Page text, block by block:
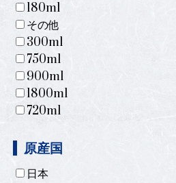
180ml
その他
300ml
750ml
900ml
1800ml
720ml
原産国
日本